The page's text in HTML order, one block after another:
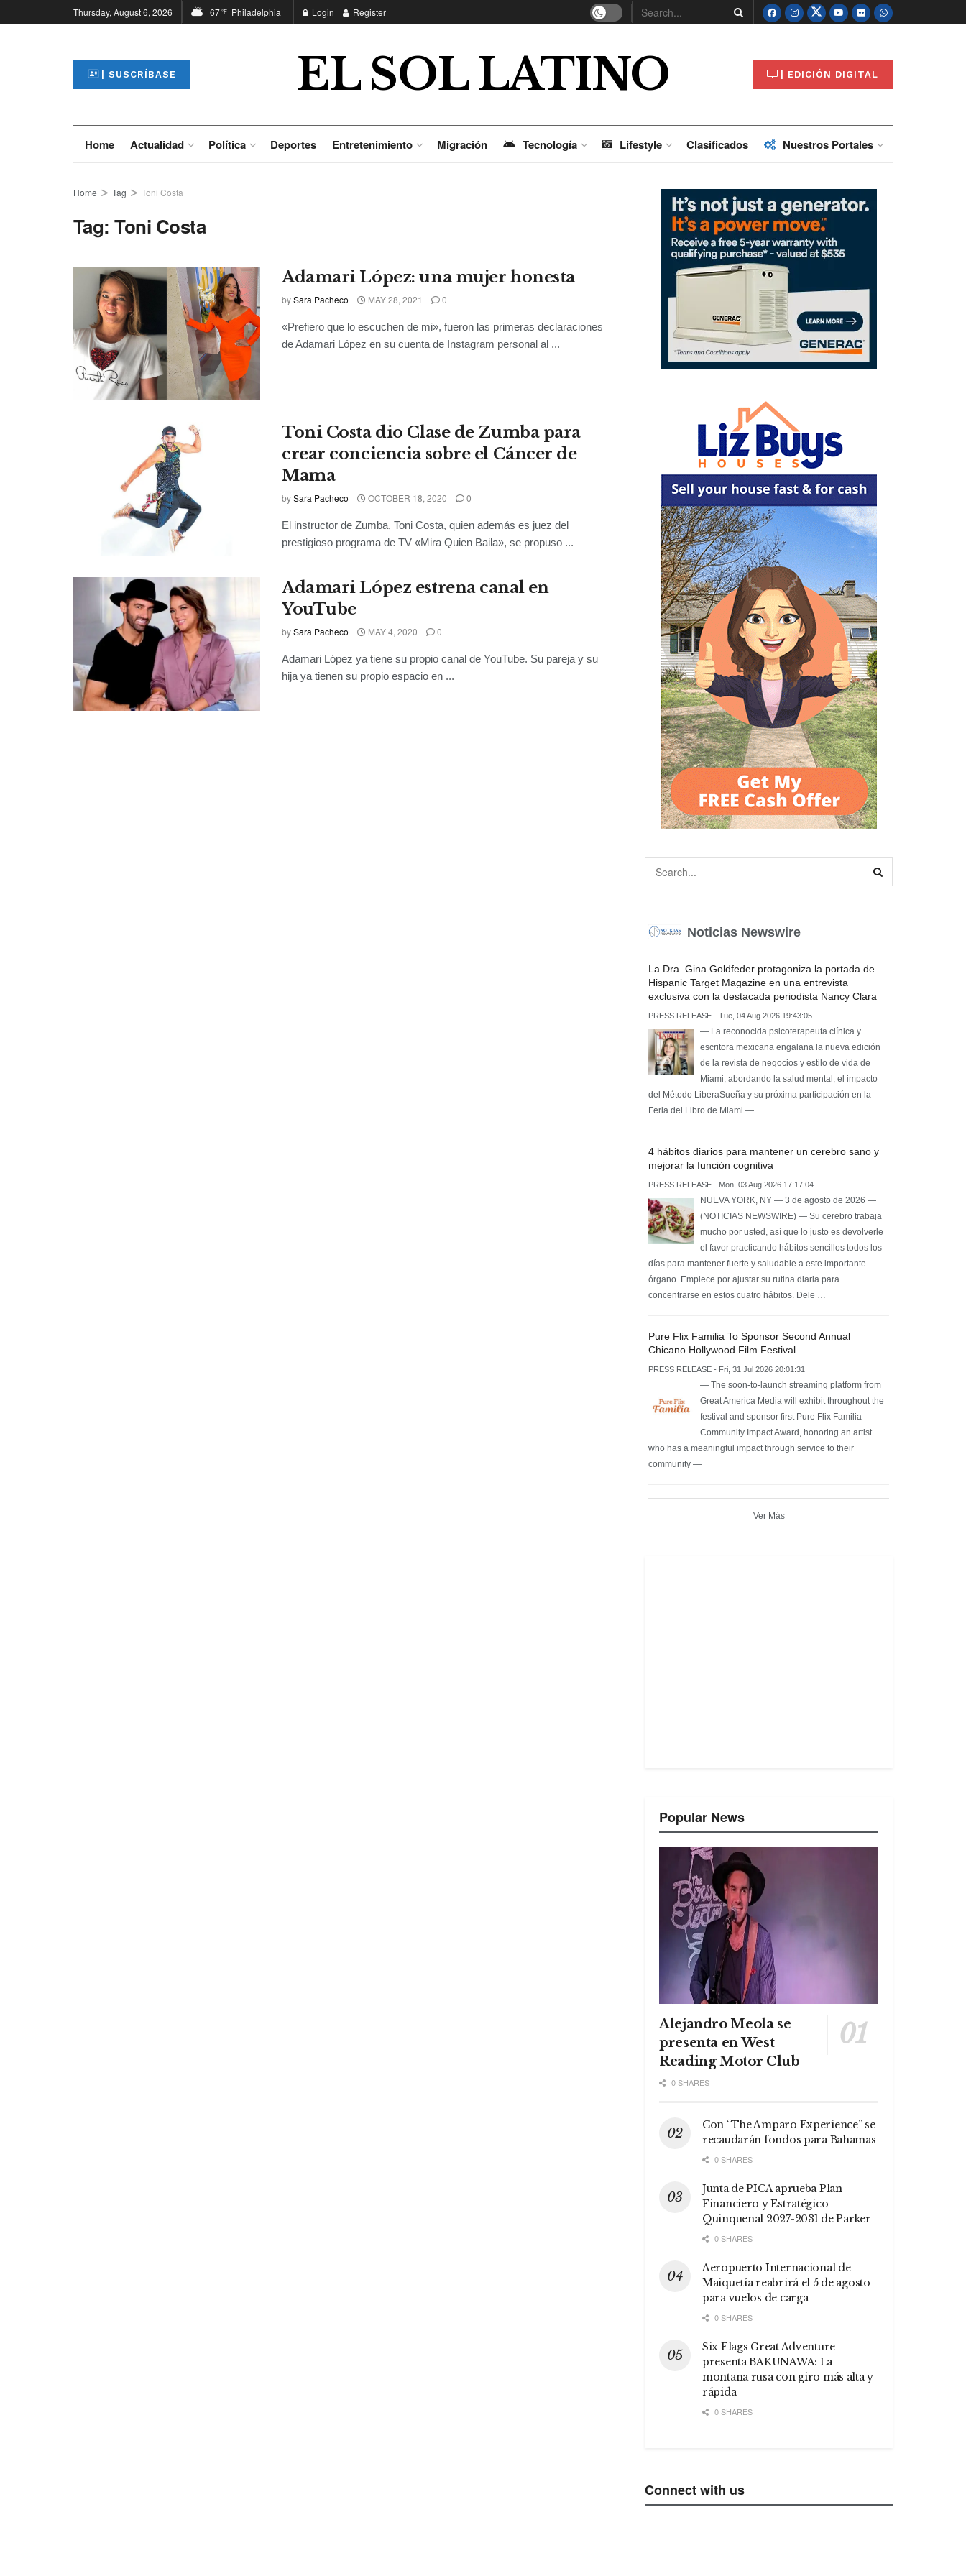
Thursday, August 6, 2026 67°F Philadelphia Login Register
| SUSCRÍBASE EL SOL LATINO | EDICIÓN DIGITAL
Home Actualidad Política Deportes Entretenimiento Migración Tecnología Lifestyle Clasificados Nuestros Portales
Home Tag Toni Costa
Tag:Toni Costa
Adamari López: una mujer honesta
bySara Pacheco MAY 28, 2021 0
«Prefiero que lo escuchen de mi», fueron las primeras declaraciones
de Adamari López en su cuenta de Instagram personal al ...
Toni Costa dio Clase de Zumba para
crear conciencia sobre el Cáncer de
Mama
bySara Pacheco OCTOBER 18, 2020 0
El instructor de Zumba, Toni Costa, quien además es juez del
prestigioso programa de TV «Mira Quien Baila», se propuso ...
Adamari López estrena canal en
YouTube
bySara Pacheco MAY 4, 2020 0
Adamari López ya tiene su propio canal de YouTube. Su pareja y su
hija ya tienen su propio espacio en ...
Noticias Newswire
La Dra. Gina Goldfeder protagoniza la portada de
Hispanic Target Magazine en una entrevista
exclusiva con la destacada periodista Nancy Clara
PRESS RELEASE - Tue, 04 Aug 2026 19:43:05
— La reconocida psicoterapeuta clínica y
escritora mexicana engalana la nueva edición
de la revista de negocios y estilo de vida de
Miami, abordando la salud mental, el impacto
del Método LiberaSueña y su próxima participación en la
Feria del Libro de Miami —
4 hábitos diarios para mantener un cerebro sano y
mejorar la función cognitiva
PRESS RELEASE - Mon, 03 Aug 2026 17:17:04
NUEVA YORK, NY — 3 de agosto de 2026 —
(NOTICIAS NEWSWIRE) — Su cerebro trabaja
mucho por usted, así que lo justo es devolverle
el favor practicando hábitos sencillos todos los
días para mantener fuerte y saludable a este importante
órgano. Empiece por ajustar su rutina diaria para
concentrarse en estos cuatro hábitos. Dele …
Pure Flix Familia To Sponsor Second Annual
Chicano Hollywood Film Festival
PRESS RELEASE - Fri, 31 Jul 2026 20:01:31
— The soon-to-launch streaming platform from
Great America Media will exhibit throughout the
festival and sponsor first Pure Flix Familia
Community Impact Award, honoring an artist
who has a meaningful impact through service to their
community —
Ver Más
Popular News
Alejandro Meola se
presenta en West
Reading Motor Club
0 SHARES
Con “The Amparo Experience” se
recaudarán fondos para Bahamas
0 SHARES
Junta de PICA aprueba Plan
Financiero y Estratégico
Quinquenal 2027-2031 de Parker
0 SHARES
Aeropuerto Internacional de
Maiquetía reabrirá el 5 de agosto
para vuelos de carga
0 SHARES
Six Flags Great Adventure
presenta BAKUNAWA: La
montaña rusa con giro más alta y
rápida
0 SHARES
Connect with us